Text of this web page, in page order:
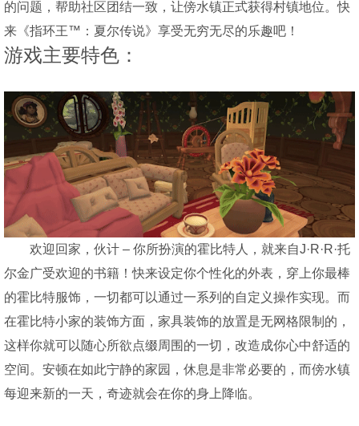
的问题，帮助社区团结一致，让傍水镇正式获得村镇地位。快
来《指环王™：夏尔传说》享受无穷无尽的乐趣吧！
游戏主要特色：
欢迎回家，伙计 – 你所扮演的霍比特人，就来自J·R·R·托
尔金广受欢迎的书籍！快来设定你个性化的外表，穿上你最棒
的霍比特服饰，一切都可以通过一系列的自定义操作实现。而
在霍比特小家的装饰方面，家具装饰的放置是无网格限制的，
这样你就可以随心所欲点缀周围的一切，改造成你心中舒适的
空间。安顿在如此宁静的家园，休息是非常必要的，而傍水镇
每迎来新的一天，奇迹就会在你的身上降临。